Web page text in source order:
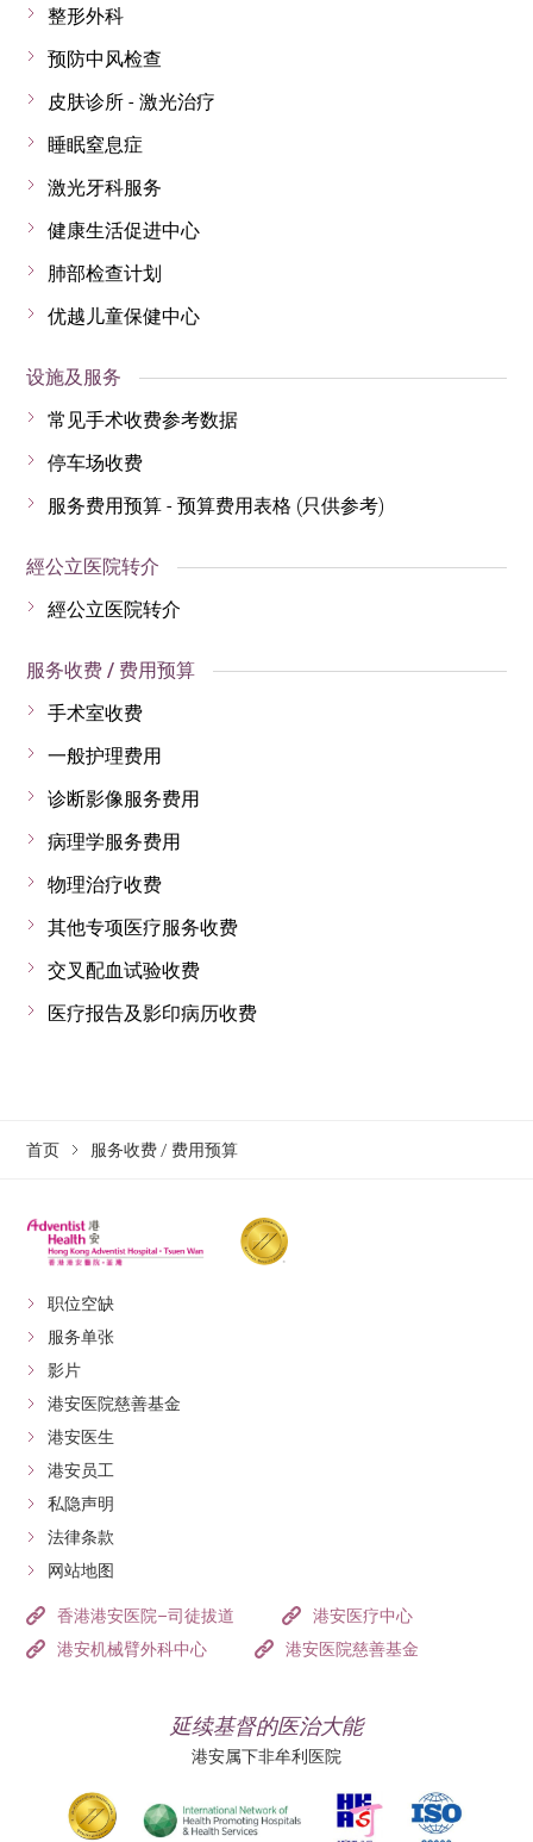
整形外科
预防中风检查
皮肤诊所 - 激光治疗
睡眠窒息症
激光牙科服务
健康生活促进中心
肺部检查计划
优越儿童保健中心
设施及服务
常见手术收费参考数据
停车场收费
服务费用预算 - 预算费用表格 (只供参考)
經公立医院转介
經公立医院转介
服务收费 / 费用预算
手术室收费
一般护理费用
诊断影像服务费用
病理学服务费用
物理治疗收费
其他专项医疗服务收费
交叉配血试验收费
医疗报告及影印病历收费
首页 服务收费 / 费用预算
职位空缺
服务单张
影片
港安医院慈善基金
港安医生
港安员工
私隐声明
法律条款
网站地图
香港港安医院–司徒拔道
港安医疗中心
港安机械臂外科中心
港安医院慈善基金
延续基督的医治大能
港安属下非牟利医院